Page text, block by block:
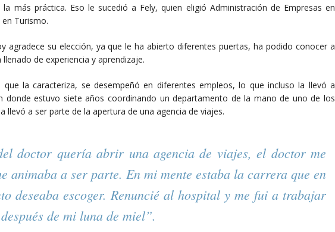
más práctica. Eso le sucedió a Fely, quien eligió Administración de Empresas en
Turismo.
agradece su elección, ya que le ha abierto diferentes puertas, ha podido conocer a
de experiencia y aprendizaje.
que la caracteriza, se desempeñó en diferentes empleos, lo que incluso la llevó a
donde estuvo siete años coordinando un departamento de la mano de uno de los
llevó a ser parte de la apertura de una agencia de viajes.
doctor quería abrir una agencia de viajes, el doctor me
animaba a ser parte. En mi mente estaba la carrera que en
deseaba escoger. Renuncié al hospital y me fui a trabajar
de mi luna de miel”.